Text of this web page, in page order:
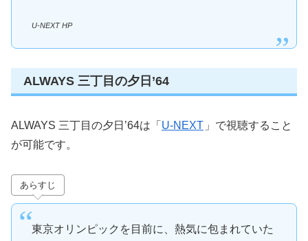
U-NEXT HP
ALWAYS 三丁目の夕日’64
ALWAYS 三丁目の夕日’64は「 U-NEXT 」で視聴すること
が可能です。
あらすじ
東京オリンピックを目前に、熱気に包まれていた